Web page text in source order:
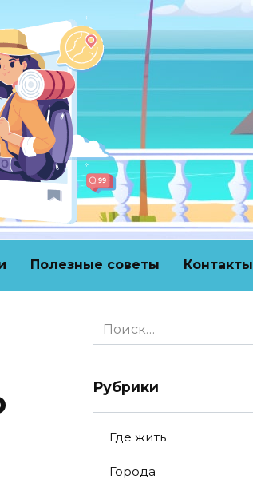
Полезные советы Контакты
Search
for:
Рубрики
Где жить
Города